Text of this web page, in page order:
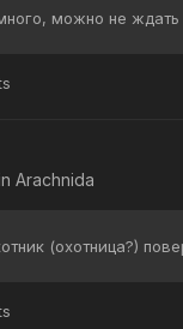
можно не ждать
Arachnida
(охотница?)